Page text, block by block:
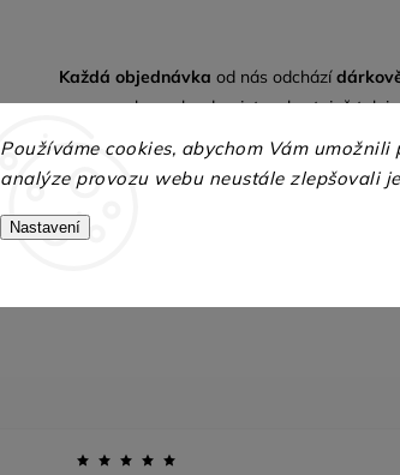
Používáme cookies, abychom Vám
analýze provozu webu neustále zlepšovali
Nastavení
Každá objednávka od nás odchází
komu ho darujete, ale stejně tak i
Máte dotazy? Neváhejte nás